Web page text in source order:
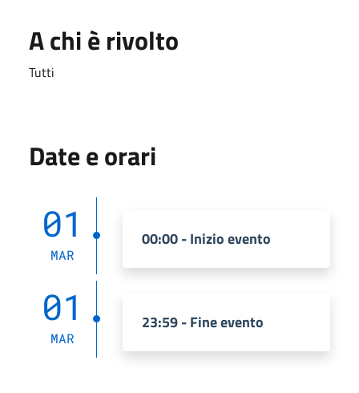
A chi è rivolto
Tutti
Date e orari
01
MAR
00:00 - Inizio evento
01
MAR
23:59 - Fine evento